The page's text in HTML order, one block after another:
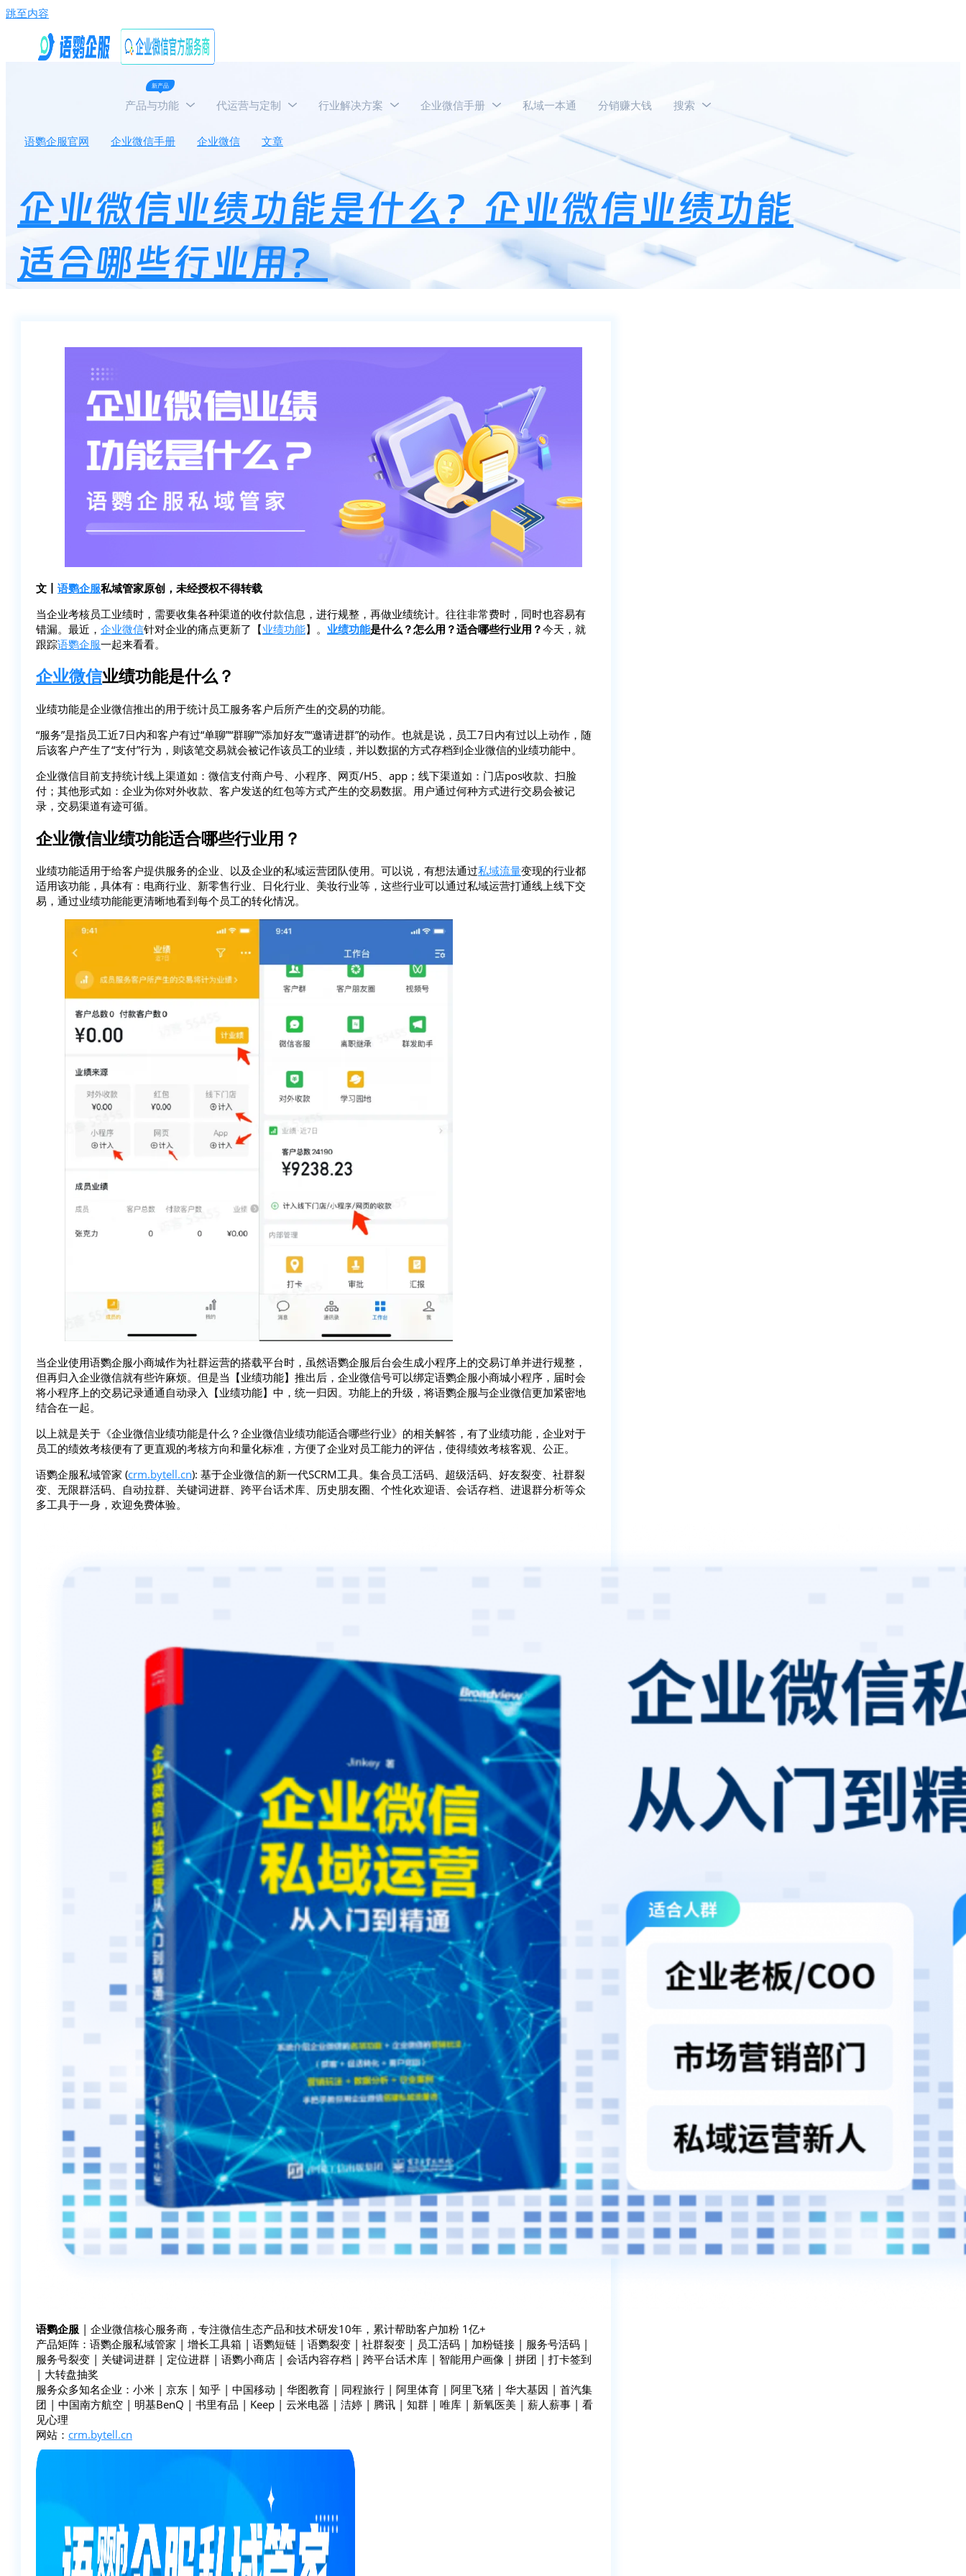
跳至内容
新产品
产品与功能 代运营与定制 行业解决方案 企业微信手册 私域一本通 分销赚大钱 搜索
语鹦企服官网 企业微信手册 企业微信 文章 企业微信业绩功能是什么？企业微信业绩功能适合哪些行业用？
企业微信业绩功能是什么？企业微信业绩功能
适合哪些行业用？
文丨 语鹦企服私域管家原创，未经授权不得转载
当企业考核员工业绩时，需要收集各种渠道的收付款信息，进行规整，再做业绩统计。往往非常费时，同时也容易有
错漏。最近， 企业微信针对企业的痛点更新了【业绩功能】。 业绩功能是什么？怎么用？适合哪些行业用？今天，就
跟踪语鹦企服一起来看看。
企业微信业绩功能是什么？
业绩功能是企业微信推出的用于统计员工服务客户后所产生的交易的功能。
“服务”是指员工近7日内和客户有过“单聊”“群聊”“添加好友”“邀请进群”的动作。也就是说，员工7日内有过以上动作，随
后该客户产生了“支付”行为，则该笔交易就会被记作该员工的业绩，并以数据的方式存档到企业微信的业绩功能中。
企业微信目前支持统计线上渠道如：微信支付商户号、小程序、网页/H5、app；线下渠道如：门店pos收款、扫脸
付；其他形式如：企业为你对外收款、客户发送的红包等方式产生的交易数据。用户通过何种方式进行交易会被记
录，交易渠道有迹可循。
企业微信业绩功能适合哪些行业用？
业绩功能适用于给客户提供服务的企业、以及企业的私域运营团队使用。可以说，有想法通过私域流量变现的行业都
适用该功能，具体有：电商行业、新零售行业、日化行业、美妆行业等，这些行业可以通过私域运营打通线上线下交
易，通过业绩功能能更清晰地看到每个员工的转化情况。
当企业使用语鹦企服小商城作为社群运营的搭载平台时，虽然语鹦企服后台会生成小程序上的交易订单并进行规整，
但再归入企业微信就有些许麻烦。但是当【业绩功能】推出后，企业微信号可以绑定语鹦企服小商城小程序，届时会
将小程序上的交易记录通通自动录入【业绩功能】中，统一归因。功能上的升级，将语鹦企服与企业微信更加紧密地
结合在一起。
以上就是关于《企业微信业绩功能是什么？企业微信业绩功能适合哪些行业》的相关解答，有了业绩功能，企业对于
员工的绩效考核便有了更直观的考核方向和量化标准，方便了企业对员工能力的评估，使得绩效考核客观、公正。
语鹦企服私域管家 (crm.bytell.cn): 基于企业微信的新一代SCRM工具。集合员工活码、超级活码、好友裂变、社群裂
变、无限群活码、自动拉群、关键词进群、跨平台话术库、历史朋友圈、个性化欢迎语、会话存档、进退群分析等众
多工具于一身，欢迎免费体验。
语鹦企服 | 企业微信核心服务商，专注微信生态产品和技术研发10年，累计帮助客户加粉 1亿+
产品矩阵：语鹦企服私域管家 | 增长工具箱 | 语鹦短链 | 语鹦裂变 | 社群裂变 | 员工活码 | 加粉链接 | 服务号活码 |
服务号裂变 | 关键词进群 | 定位进群 | 语鹦小商店 | 会话内容存档 | 跨平台话术库 | 智能用户画像 | 拼团 | 打卡签到
| 大转盘抽奖
服务众多知名企业：小米 | 京东 | 知乎 | 中国移动 | 华图教育 | 同程旅行 | 阿里体育 | 阿里飞猪 | 华大基因 | 首汽集
团 | 中国南方航空 | 明基BenQ | 书里有品 | Keep | 云米电器 | 洁婷 | 腾讯 | 知群 | 唯库 | 新氧医美 | 薪人薪事 | 看
见心理
网站： crm.bytell.cn